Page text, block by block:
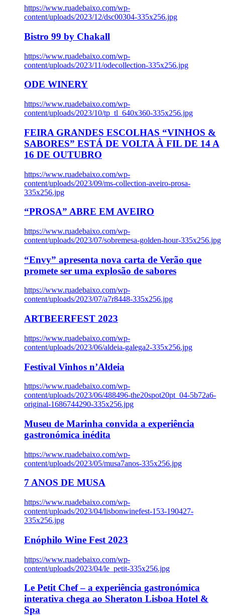
https://www.ruadebaixo.com/wp-
content/uploads/2023/12/dsc00304-335x256.jpg
Bistro 99 by Chakall
https://www.ruadebaixo.com/wp-
content/uploads/2023/11/odecollection-335x256.jpg
ODE WINERY
https://www.ruadebaixo.com/wp-
content/uploads/2023/10/tp_tl_640x360-335x256.jpg
FEIRA GRANDES ESCOLHAS “VINHOS &
SABORES” ESTÁ DE VOLTA À FIL DE 14 A
16 DE OUTUBRO
https://www.ruadebaixo.com/wp-
content/uploads/2023/09/ms-collection-aveiro-prosa-
335x256.jpg
“PROSA” ABRE EM AVEIRO
https://www.ruadebaixo.com/wp-
content/uploads/2023/07/sobremesa-golden-hour-335x256.jpg
“Envy” apresenta nova carta de Verão que
promete ser uma explosão de sabores
https://www.ruadebaixo.com/wp-
content/uploads/2023/07/a7r8448-335x256.jpg
ARTBEERFEST 2023
https://www.ruadebaixo.com/wp-
content/uploads/2023/06/aldeia-galega2-335x256.jpg
Festival Vinhos n’Aldeia
https://www.ruadebaixo.com/wp-
content/uploads/2023/06/488496-the20spot20pt_04-5b72a6-
original-1686744290-335x256.jpg
Museu de Marinha convida a experiência
gastronómica inédita
https://www.ruadebaixo.com/wp-
content/uploads/2023/05/musa7anos-335x256.jpg
7 ANOS DE MUSA
https://www.ruadebaixo.com/wp-
content/uploads/2023/04/lisbonwinefest-153-190427-
335x256.jpg
Enóphilo Wine Fest 2023
https://www.ruadebaixo.com/wp-
content/uploads/2023/04/le_petit-335x256.jpg
Le Petit Chef – a experiência gastronómica
interativa chega ao Sheraton Lisboa Hotel &
Spa